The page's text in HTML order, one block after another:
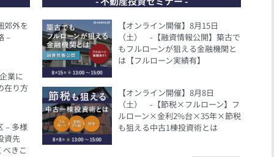
郊外を
–
業に
在り方
– 多様
資先
べきこ
【オンライン開催】8月15日
（土） -【融資情報公開】築古で
もフルローンが狙える金融機関と
は【フルローン実績有】
【オンライン開催】8月8日
（土） -【節税×フルローン】フ
ルローン×金利2%台×35年×節税
も狙える中古1棟投資術とは